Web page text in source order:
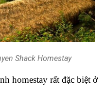
Shack Homestay
homestay rất đặc biệt ở